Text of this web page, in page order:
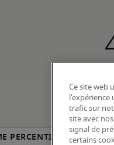
percentile
Ce site web
trafic sur
site avec
signal de
certains